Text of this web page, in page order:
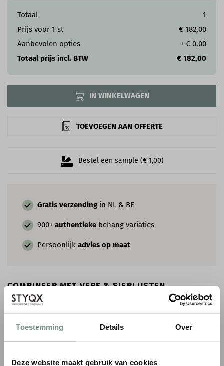
Toestemming Details Over
Deze website maakt gebruik van cookies
Gratis verzending in NL & BE
900+ authentieke behang variaties
Persoonlijk advies op maat
COMBINEER MET VERF & SIERLIJSTEN
Totaal
1
Prijs voor 1 st
€ 182,00
Aanbevolen opties
+ € 0,00
Totaal prijs incl. BTW
€ 182,00
Bestel een sample (€ 1,00)
IN WINKELWAGEN
TOEVOEGEN AAN OFFERTE